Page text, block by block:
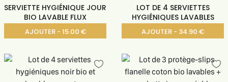
SERVIETTE HYGIÉNIQUE JOUR
BIO LAVABLE FLUX
AJOUTER - 15.00 €
LOT DE 4 SERVIETTES
HYGIÉNIQUES LAVABLES
AJOUTER - 34.90 €